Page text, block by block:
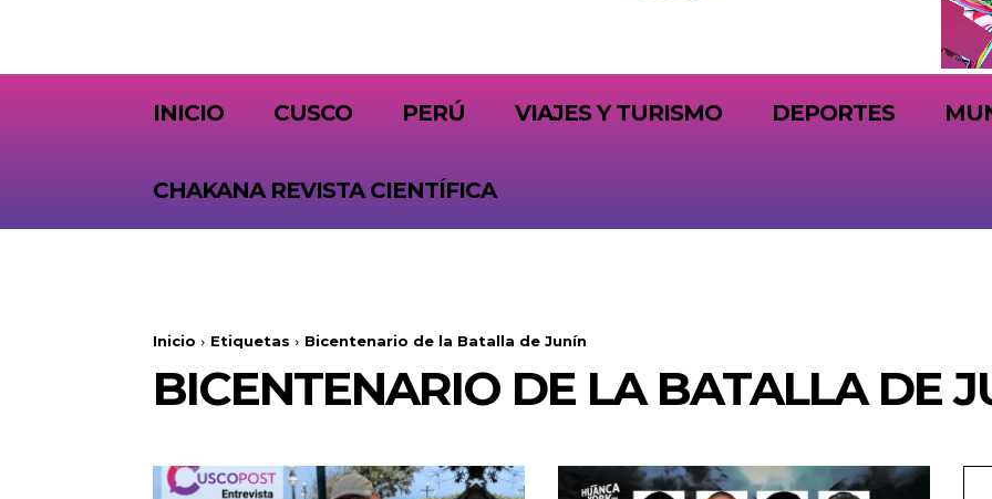
INICIO CUSCO PERÚ VIAJES Y TURISMO DEPORTES
CHAKANA REVISTA CIENTÍFICA
Inicio Etiquetas Bicentenario de la Batalla de Junín
BICENTENARIO DE LA BATALLA DE